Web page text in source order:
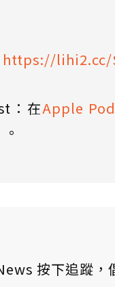
https://lihi2.cc/
：在Apple
按下追蹤，